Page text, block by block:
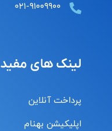
۰۲۱-۹۱۰۰۹۹۰۰
لینک های مفید
پرداخت آنلاین
اپلیکیشن بهنام